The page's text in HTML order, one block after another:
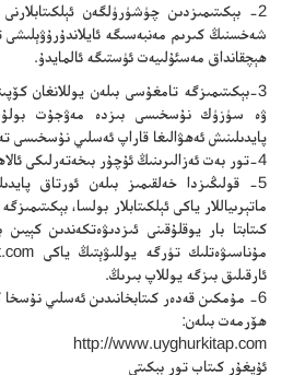
2- بېكىتىمىزدىن چۈشۈرۈلگەن
شەخسنىڭ كىرىم مەنبەسىگە ئايلاندۇرۇۋېلىشى
ھېچقانداق مەسئۇلىيەت ئۈستىگە ئالمايدۇ.
3-بېكىتىمىزگە تامغۇسى بىلەن يوللانغان
ۋە سۈزۈك نۇسخىسى بىزدە مەۋجۇت
پايدىلىنىش ئەھۋالىغا قاراپ ئەسلىي نۇسخىسى
4-تور بەت ئەزالىرىنىڭ ئۇچۇر بىخەتەرلىكى ئالاھىدە قوغدىلىدۇ.
5- قولىڭىزدا خەلقىمىز بىلەن ئورتاق
ماتېرىياللار ياكى ئېلكىتابلار بولسا،
كىتابتا بار يوقلۇقىنى ئىزدىۋەتكەندىن كېيىن
مۇناسىۋەتلىك تۈرگە يوللىۋېتىڭ ياكى
ئارقىلىق بىزگە يوللاپ بىرىڭ.
6- مۇمكىن قەدەر كىتابخانىدىن ئەسلىي نۇسخا كىتابنى سېتىۋېلىپ ئوقۇڭ.
ھۆرمەت بىلەن:
http://www.uyghurkitap.com
ئۇيغۇر كىتاب تور بېكىتى